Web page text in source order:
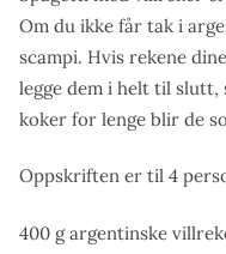
Om du ikke får tak i
scampi. Hvis rekene
legge dem i helt til slutt,
koker for lenge blir de
Oppskriften er til 4
400 g argentinske